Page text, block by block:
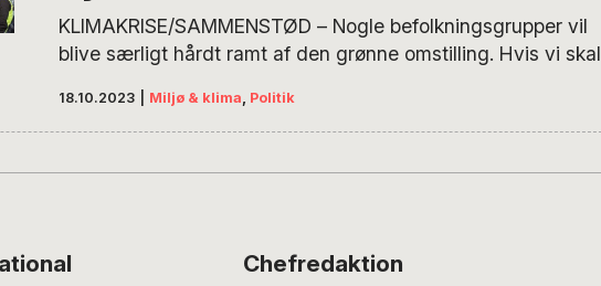
KLIMAKRISE/SAMMENSTØD – Nogle befolkningsgrupper vil
blive særligt hårdt ramt af den grønne omstilling. Hvis vi skal
klimakrisen, er det derfor afgørende, at politikerne inddrager
alle parter i de politiske beslutninger, lyder det fra etnolog
18.10.2023 Miljø & klima, Politik
Chefredaktion